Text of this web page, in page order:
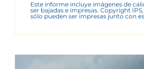
Este informe incluye imágenes de
ser bajadas e impresas. Copyright
sólo pueden ser impresas junto con